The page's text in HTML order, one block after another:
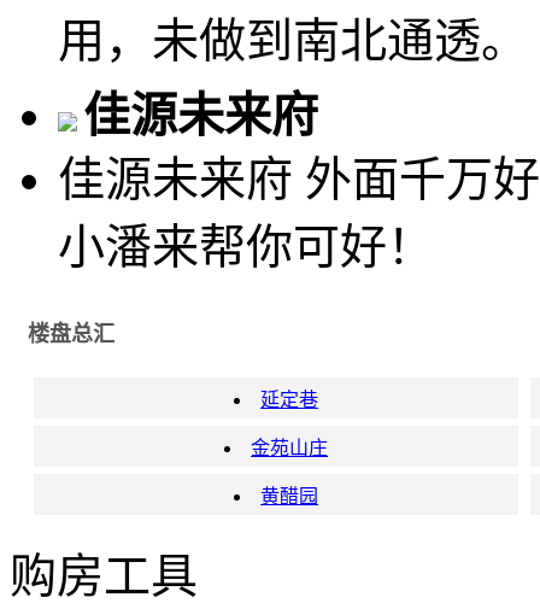
用，未做到南北通透。
佳源未来府
佳源未来府 外面千万
小潘来帮你可好！
楼盘总汇
延定巷
金苑山庄
黄醋园
购房工具